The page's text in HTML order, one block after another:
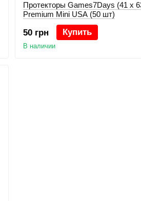
Протекторы Games7Days (41 x
Premium Mini USA (50 шт)
50 грн Купить
В наличии